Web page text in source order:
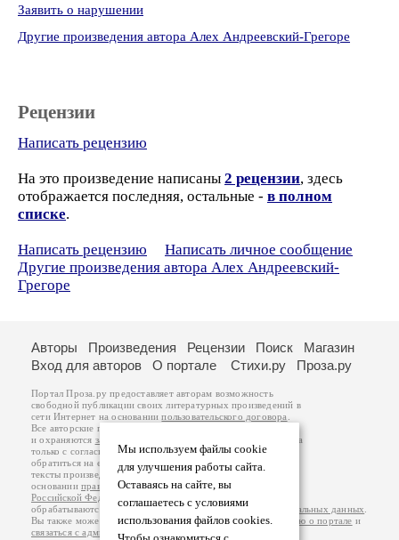
Заявить о нарушении
Другие произведения автора Алех Андреевский-Грегоре
Рецензии
Написать рецензию
На это произведение написаны 2 рецензии, здесь
отображается последняя, остальные - в полном
списке.
Написать рецензию
Написать личное сообщение
Другие произведения автора Алех Андреевский-
Грегоре
Мы используем файлы cookie
для улучшения работы сайта.
Оставаясь на сайте, вы
соглашаетесь с условиями
использования файлов cookies.
Авторы Произведения Рецензии Поиск
Магазин
Вход для авторов
О портале Стихи.ру Проза.ру
Портал Проза.ру предоставляет авторам возможность
свободной публикации своих литературных произведений в
сети Интернет на основаниипользовательского договора
Все авторские права на произведения принадлежат авторам
и охраняются законом
. Перепечатка произведений возможна
только с согласия его автора, к которому вы можете
обратиться на его авторской странице. Ответственность за
тексты произведений авторы несут самостоятельно на
основанииправил публикацииизаконодательства
Российской Федерации
обрабатываются на основанииПолитики обработки персональных данных
Вы также можете посмотреть более подробнуюинформацию о портале и
связаться с администрацией